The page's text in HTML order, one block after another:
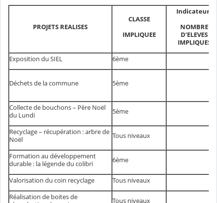
PROJETS REALISES
CLASSE
IMPLIQUEE
Indicateurs
NOMBRE
D’ELEVES
IMPLIQUES
Exposition du SIEL
6ème
Déchets de la commune 5ème
Collecte de bouchons – Père Noël
du Lundi
5ème
Recyclage – récupération : arbre de
Noël
Tous niveaux
Formation au développement
durable : la légende du colibri
6ème
Valorisation du coin recyclage
Tous niveaux
Réalisation de boites de
Tous niveaux